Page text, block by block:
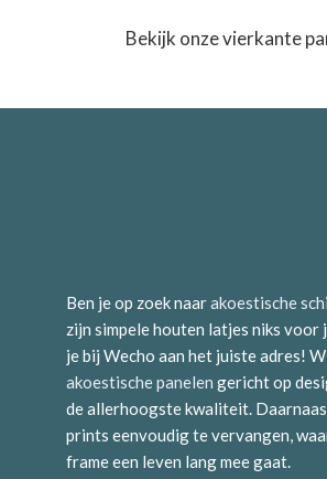
Bekijk onze vierkante
Ben je op zoek naarakoestische
zijn simpele houten latjes niks voor
je bij Wecho aan het juiste adres!
akoestische panelen gericht op
de allerhoogste kwaliteit.
prints eenvoudig te vervangen,
frame een leven lang mee gaat.